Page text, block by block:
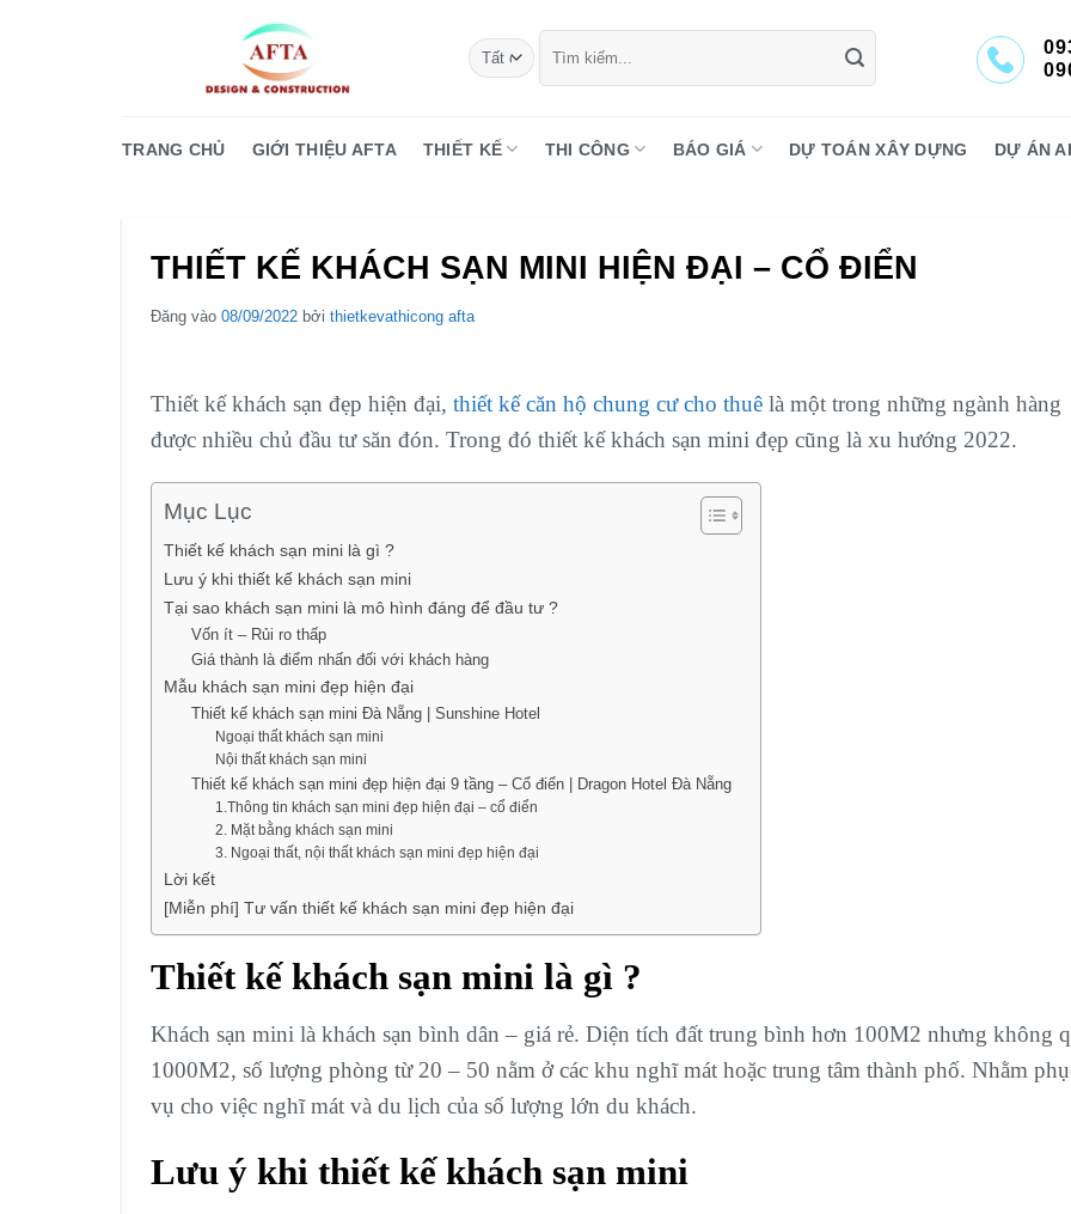
kiếm:
TRANG CHỦ GIỚI THIỆU AFTA THIẾT KẾ THI CÔNG BÁO GIÁ DỰ TOÁN XÂY DỰNG DỰ ÁN
THIẾT KẾ KHÁCH SẠN MINI HIỆN ĐẠI – CỔ ĐIỂN
Đăng vào 08/09/2022 bởi thietkevathicong afta
Thiết kế khách sạn đẹp hiện đại, thiết kế căn hộ chung cư cho thuê là một trong những ngành hàng
được nhiều chủ đầu tư săn đón. Trong đó thiết kế khách sạn mini đẹp cũng là xu hướng 2022.
Mục Lục
Thiết kế khách sạn mini là gì ?
Lưu ý khi thiết kế khách sạn mini
Tại sao khách sạn mini là mô hình đáng để đầu tư ?
Vốn ít – Rủi ro thấp
Giá thành là điểm nhấn đối với khách hàng
Mẫu khách sạn mini đẹp hiện đại
Thiết kế khách sạn mini Đà Nẵng | Sunshine Hotel
Ngoại thất khách sạn mini
Nội thất khách sạn mini
Thiết kế khách sạn mini đẹp hiện đại 9 tầng – Cổ điển | Dragon Hotel Đà Nẵng
1.Thông tin khách sạn mini đẹp hiện đại – cổ điển
2. Mặt bằng khách sạn mini
3. Ngoại thất, nội thất khách sạn mini đẹp hiện đại
Lời kết
[Miễn phí] Tư vấn thiết kế khách sạn mini đẹp hiện đại
Thiết kế khách sạn mini là gì ?
Khách sạn mini là khách sạn bình dân – giá rẻ. Diện tích đất trung bình hơn 100M2 nhưng không
1000M2, số lượng phòng từ 20 – 50 nằm ở các khu nghĩ mát hoặc trung tâm thành phố. Nhằm
vụ cho việc nghĩ mát và du lịch của số lượng lớn du khách.
Lưu ý khi thiết kế khách sạn mini